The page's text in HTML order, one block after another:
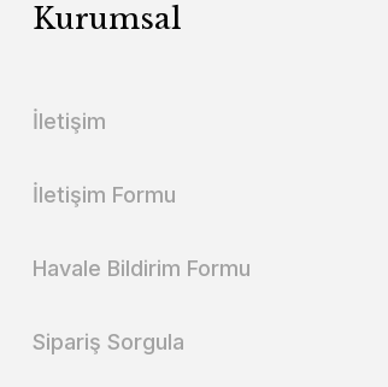
Kurumsal
İletişim
İletişim Formu
Havale Bildirim Formu
Sipariş Sorgula